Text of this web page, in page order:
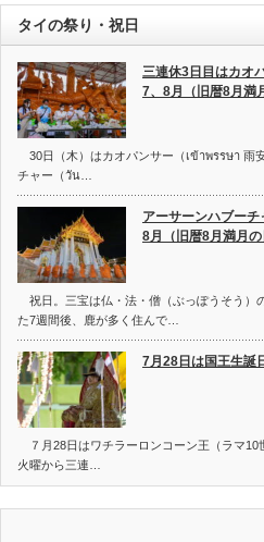
タイの祭り・祝日
三連休3日目はカオ
7、8月（旧暦8月満
30日（木）はカオパンサー（เข้าพรรษา 雨
チャー（วัน…
アーサーンハブー
8月（旧暦8月満月の
祝日。三宝は仏・法・僧（ぶっぽうそう）
た7週間後、鹿が多く住んで…
7月28日は国王生誕
７月28日はワチラーロンコーン王（ラマ10
火曜から三連…